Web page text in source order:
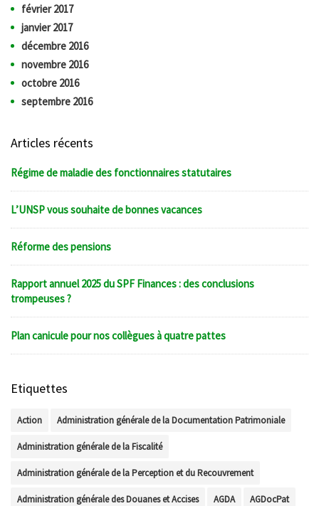
février 2017
janvier 2017
décembre 2016
novembre 2016
octobre 2016
septembre 2016
Articles récents
Régime de maladie des fonctionnaires statutaires
L’UNSP vous souhaite de bonnes vacances
Réforme des pensions
Rapport annuel 2025 du SPF Finances : des conclusions
trompeuses ?
Plan canicule pour nos collègues à quatre pattes
Etiquettes
Action Administration générale de la Documentation Patrimoniale
Administration générale de la Fiscalité
Administration générale de la Perception et du Recouvrement
Administration générale des Douanes et Accises AGDA AGDocPat